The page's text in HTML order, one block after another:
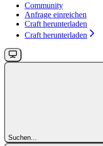
Community
Anfrage einreichen
Craft herunterladen
Craft herunterladen
Suchen...